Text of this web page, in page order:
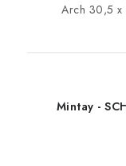
Arch 30,5 x
Mintay -